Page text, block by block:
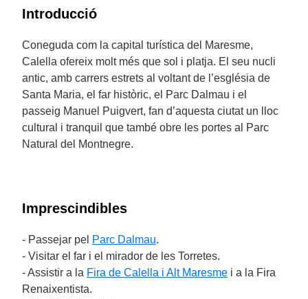
Introducció
Coneguda com la capital turística del Maresme,
Calella ofereix molt més que sol i platja. El seu nucli
antic, amb carrers estrets al voltant de l’església de
Santa Maria, el far històric, el Parc Dalmau i el
passeig Manuel Puigvert, fan d’aquesta ciutat un lloc
cultural i tranquil que també obre les portes al Parc
Natural del Montnegre.
Imprescindibles
- Passejar pel Parc Dalmau.
- Visitar el far i el mirador de les Torretes.
- Assistir a la Fira de Calella i Alt Maresme i a la Fira
Renaixentista.